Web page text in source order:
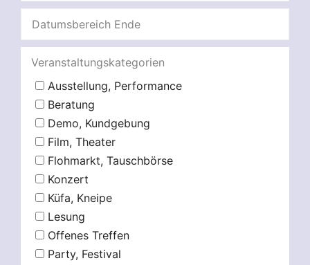
Veranstaltungskategorien
Ausstellung, Performance
Beratung
Demo, Kundgebung
Film, Theater
Flohmarkt, Tauschbörse
Konzert
Küfa, Kneipe
Lesung
Offenes Treffen
Party, Festival